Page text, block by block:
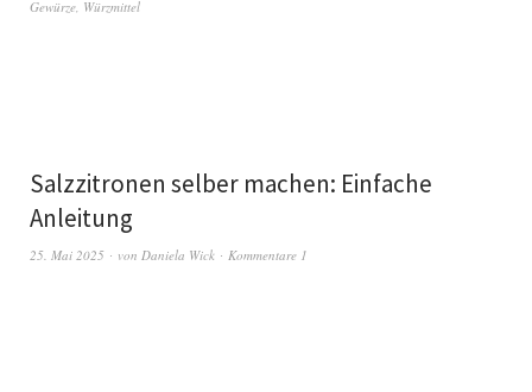
Gewürze, Würzmittel
Salzzitronen selber machen: Einfache
Anleitung
25. Mai 2025 von Daniela Wick Kommentare 1